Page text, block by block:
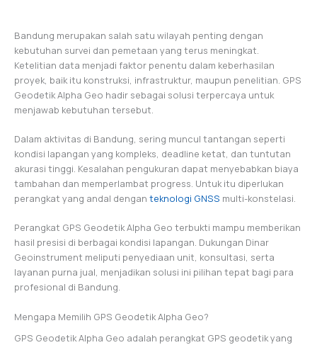
Bandung merupakan salah satu wilayah penting dengan
kebutuhan survei dan pemetaan yang terus meningkat.
Ketelitian data menjadi faktor penentu dalam keberhasilan
proyek, baik itu konstruksi, infrastruktur, maupun penelitian. GPS
Geodetik Alpha Geo hadir sebagai solusi terpercaya untuk
menjawab kebutuhan tersebut.
Dalam aktivitas di Bandung, sering muncul tantangan seperti
kondisi lapangan yang kompleks, deadline ketat, dan tuntutan
akurasi tinggi. Kesalahan pengukuran dapat menyebabkan biaya
tambahan dan memperlambat progress. Untuk itu diperlukan
perangkat yang andal dengan teknologi GNSS multi-konstelasi.
Perangkat GPS Geodetik Alpha Geo terbukti mampu memberikan
hasil presisi di berbagai kondisi lapangan. Dukungan Dinar
Geoinstrument meliputi penyediaan unit, konsultasi, serta
layanan purna jual, menjadikan solusi ini pilihan tepat bagi para
profesional di Bandung.
Mengapa Memilih GPS Geodetik Alpha Geo?
GPS Geodetik Alpha Geo adalah perangkat GPS geodetik yang